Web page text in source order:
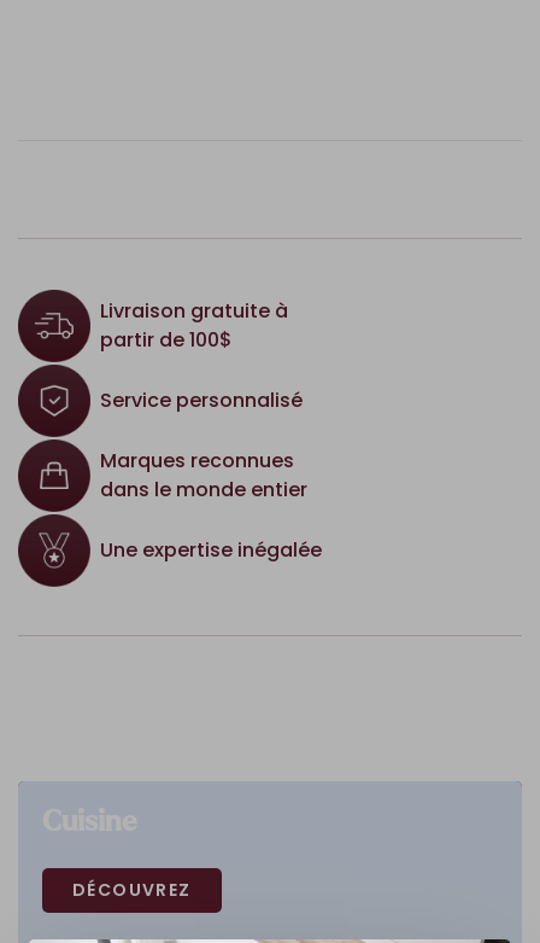
Livraison gratuite à
partir de 100$
Service personnalisé
Marques reconnues
dans le monde entier
Une expertise inégalée
DÉCOUVREZ